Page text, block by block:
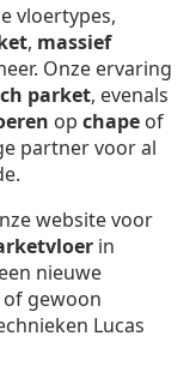
vloertypes,
, massief
Onze ervaring
parket, evenals
op chape of
partner voor al
website voor
in
nieuwe
gewoon
Lucas